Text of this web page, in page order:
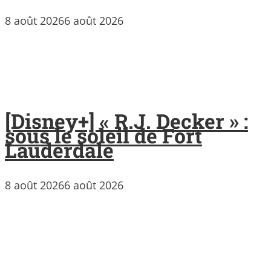
8 août 20266 août 2026
[Disney+] « R.J. Decker » :
sous le soleil de Fort
Lauderdale
8 août 20266 août 2026